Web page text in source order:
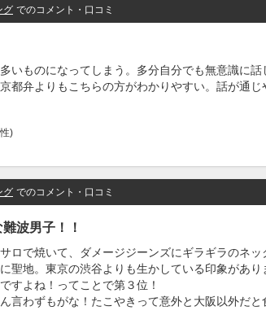
グ でのコメント・口コミ
いものになってしまう。多分自分でも無意識に
都弁よりもこちらの方がわかりやすい。話が通
)
グ でのコメント・口コミ
波男子！！
ロで焼いて、ダメージジーンズにギラギラのネ
聖地。東京の渋谷よりも生かしている印象があ
すよね！ってことで第３位！
言わずもがな！たこやきって意外と大阪以外だと